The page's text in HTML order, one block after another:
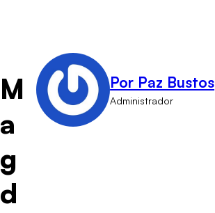
M
a
g
d
Por Paz Bustos
Administrador